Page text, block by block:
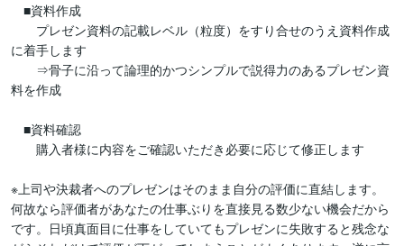
■資料作成
プレゼン資料の記載レベル（粒度）をすり合せのうえ資料作成
に着手します
⇒骨子に沿って論理的かつシンプルで説得力のあるプレゼン資
料を作成
■資料確認
購入者様に内容をご確認いただき必要に応じて修正します
※上司や決裁者へのプレゼンはそのまま自分の評価に直結します。
何故なら評価者があなたの仕事ぶりを直接見る数少ない機会だから
です。日頃真面目に仕事をしていてもプレゼンに失敗すると残念な